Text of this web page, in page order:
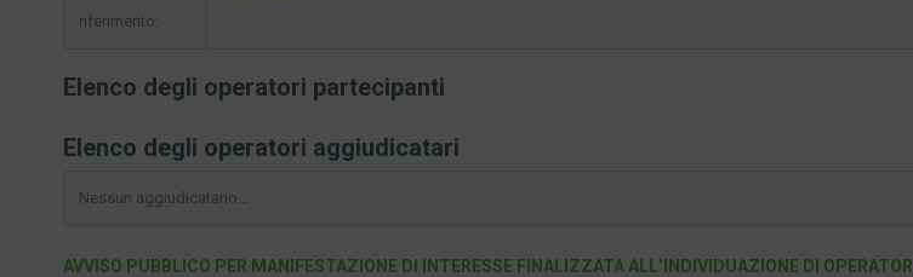
riferimento:
Elenco degli operatori partecipanti
Elenco degli operatori aggiudicatari
Nessun aggiudicatario...
AVVISO PUBBLICO PER MANIFESTAZIONE DI INTERESSE FINALIZZATA ALL’INDIVIDUAZIONE DI OPERATORI